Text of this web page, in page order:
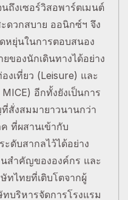
ถึงเซอร์วิสอพาร์ตเมนต์
ดวกสบาย ออนิกซ์ฯ จึง
หยุ่นในการตอบสนอง
ของนักเดินทางได้อย่าง
เที่ยว (Leisure) และ
อีกทั้งยังเป็นการ
สั่งสมมายาวนานกว่า
ที่ผสานเข้ากับ
ะดับสากลไว้ได้อย่าง
นสำคัญขององค์กร และ
ไทยที่เติบโตจากผู้
บริหารจัดการโรงแรม